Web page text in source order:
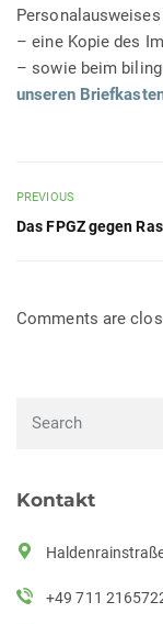
Personalausweises
– eine Kopie des
– sowie beim
unseren
PREVIOUS
Das FPGZ gegen
Comments are
Kontakt
+49 711